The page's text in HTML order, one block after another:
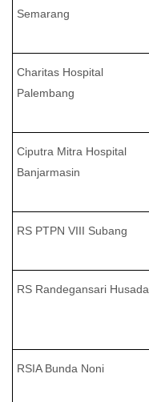
Semarang
Charitas Hospital
Palembang
Ciputra Mitra Hospital
Banjarmasin
RS PTPN VIII Subang
RS Randegansari Husada
RSIA Bunda Noni